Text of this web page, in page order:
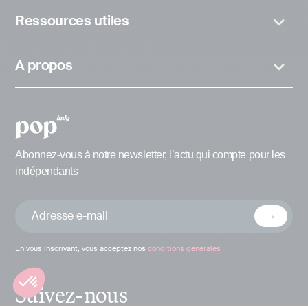
Ressources utiles
A propos
Abonnez-vous à notre newsletter, l’actu qui compte pour les
indépendants
En vous inscrivant, vous acceptez nos conditions générales
Suivez-nous